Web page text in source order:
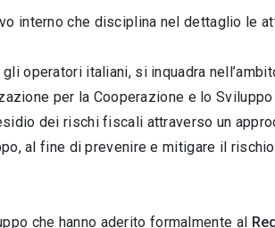
interno che disciplina nel dettaglio le
operatori italiani, si inquadra
per la Cooperazione e lo
dei rischi fiscali attraverso un
al fine di prevenire e mitigare il
che hanno aderito formalmente al